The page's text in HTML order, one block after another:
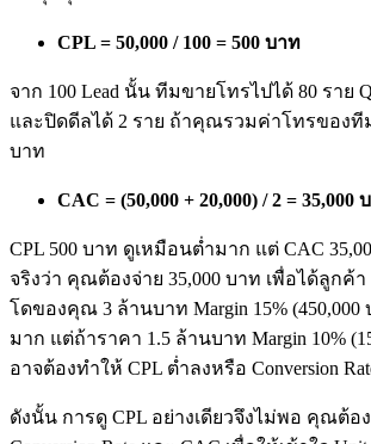
CPL = 50,000 / 100 = 500 บาท
จาก 100 Lead นั้น ทีมขายโทรไปได้ 80 ราย
และปิดดีลได้ 2 ราย ถ้าคุณรวมค่าโทรของที
บาท
CAC = (50,000 + 20,000) / 2 = 35,000
CPL 500 บาท ดูเหมือนต่ำมาก แต่ CAC
จริงว่า คุณต้องจ่าย 35,000 บาท เพื่อได้ลูกค้
โดของคุณ 3 ล้านบาท Margin 15%
มาก แต่ถ้าราคา 1.5 ล้านบาท Margin 10%
อาจต้องทำให้ CPL ต่ำลงหรือ Conversion
ดังนั้น การดู CPL อย่างเดียวจึงไม่พอ คุณต้อ